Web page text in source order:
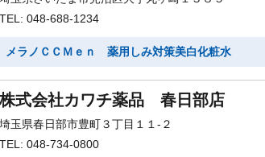
TEL: 048-688-1234
メラノＣＣＭｅｎ 薬用しみ対策美白化粧水
株式会社カワチ薬品 春日部店
埼玉県春日部市豊町３丁目１１-２
TEL: 048-734-0800